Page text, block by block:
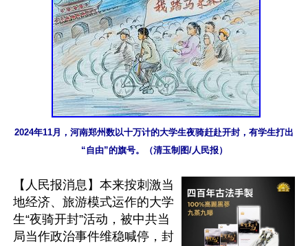
2024年11月，河南郑州数以十万计的大学生夜骑赶赴开封，有学生打出
“自由”的旗号。（清玉制图/人民报）
【人民报消息】本来按刺激当
地经济、旅游模式运作的大学
生“夜骑开封”活动，被中共当
局当作政治事件维稳喊停，封